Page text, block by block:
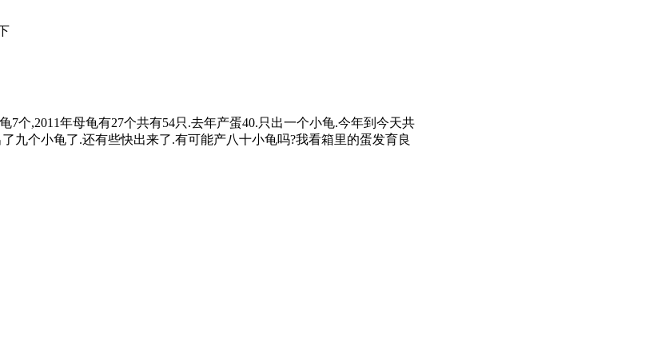
7个,2011年母龟有27个共有54只.去年产蛋40.只出一个小龟.今年到今天共
九个小龟了.还有些快出来了.有可能产八十小龟吗?我看箱里的蛋发育良